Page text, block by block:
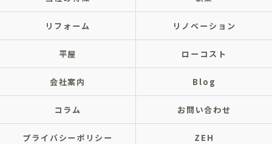
リフォーム リノベーション
平屋 ローコスト
会社案内 Blog
コラム お問い合わせ
プライバシーポリシー ZEH